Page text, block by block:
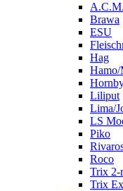
Brawa
ESU
Hag
Liliput
Lima/
LS
Piko
Roco
Trix 2-
Trix